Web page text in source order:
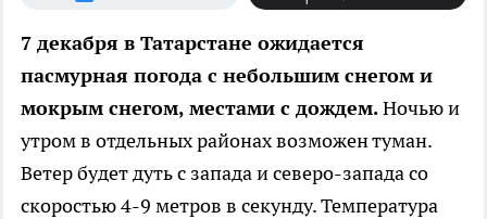
7 декабря в Татарстане ожидается
пасмурная погода с небольшим снегом и
мокрым снегом, местами с дождем.Ночью и
утром в отдельных районах возможен туман.
Ветер будет дуть с запада и северо-запада со
скоростью 4-9 метров в секунду. Температура